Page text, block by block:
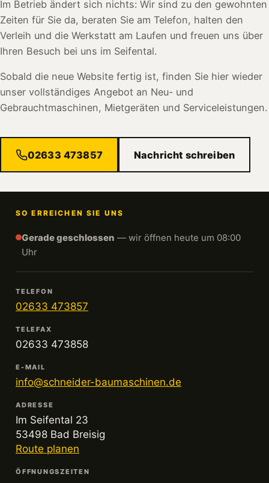
Im Betrieb ändert sich nichts: Wir sind zu den gewohnten
Zeiten für Sie da, beraten Sie am Telefon, halten den
Verleih und die Werkstatt am Laufen und freuen uns über
Ihren Besuch bei uns im Seifental.
Sobald die neue Website fertig ist, finden Sie hier wieder
unser vollständiges Angebot an Neu- und
Gebrauchtmaschinen, Mietgeräten und Serviceleistungen.
02633 473857 Nachricht schreiben
SO ERREICHEN SIE UNS
Gerade geschlossen — wir öffnen heute um 08:00
Uhr
TELEFON
02633 473857
TELEFAX
02633 473858
E-MAIL
info@schneider-baumaschinen.de
ADRESSE
Im Seifental 23
53498 Bad Breisig
Route planen
ÖFFNUNGSZEITEN